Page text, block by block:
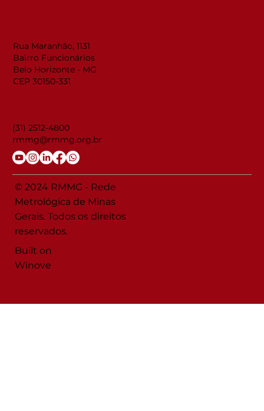
Rua Maranhão, 1131
Bairro Funcionários
Belo Horizonte - MG
CEP 30150-331
(31) 2512-4800
rmmg@rmmg.org.br
© 2024 RMMG - Rede
Metrológica de Minas
Gerais. Todos os direitos
reservados.
Built on
Winove